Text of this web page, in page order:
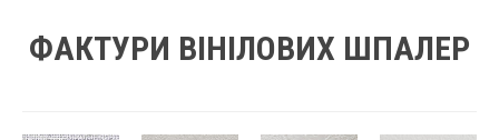
ФАКТУРИ ВІНІЛОВИХ ШПАЛЕР